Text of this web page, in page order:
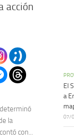
acción
la
con...
El
a
07/